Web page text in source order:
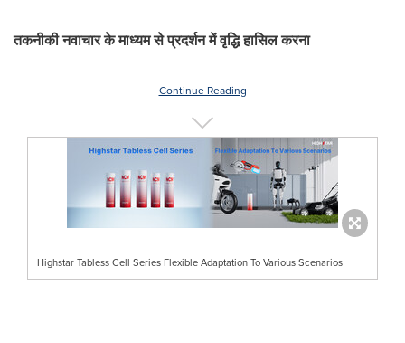
तकनीकी नवाचार के माध्यम से प्रदर्शन में वृद्धि हासिल करना
Continue Reading
Highstar Tabless Cell Series Flexible Adaptation To Various Scenarios